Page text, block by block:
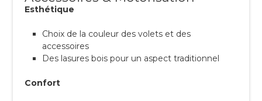
Esthétique
Choix de la couleur des volets et des
accessoires
Des lasures bois pour un aspect traditionnel
Confort